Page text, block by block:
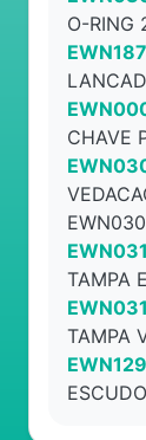
O-RING
CHAVE
TAMPA
TAMPA